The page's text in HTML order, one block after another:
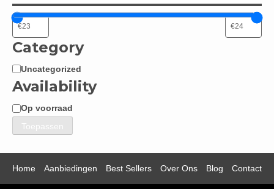
Category
Categorie
Uncategorized
Availability
Beschikbaarheid
Op voorraad
Toepassen
Home Aanbiedingen Best Sellers Over Ons Blog Contact